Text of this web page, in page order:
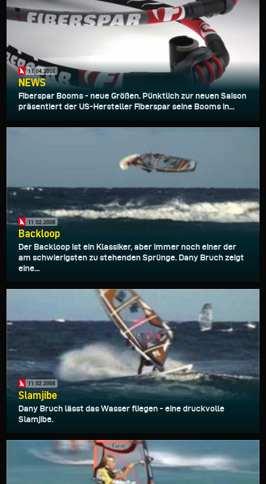
11.04.2008
NEWS
Fiberspar Booms - neue Größen. Pünktlich zur neuen Saison
präsentiert der US-Hersteller Fiberspar seine Booms in...
11.02.2008
Backloop
Der Backloop ist ein Klassiker, aber immer noch einer der
am schwierigsten zu stehenden Sprünge. Dany Bruch zeigt
eine...
11.02.2008
Slamjibe
Dany Bruch lässt das Wasser fliegen - eine druckvolle
Slamjibe.